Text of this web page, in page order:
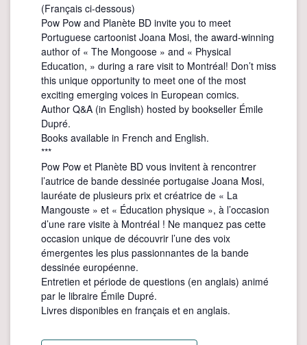
(Français ci-dessous)
Pow Pow and Planète BD invite you to meet
Portuguese cartoonist Joana Mosi, the award-winning
author of « The Mongoose » and « Physical
Education, » during a rare visit to Montréal! Don’t miss
this unique opportunity to meet one of the most
exciting emerging voices in European comics.
Author Q&A (in English) hosted by bookseller Émile
Dupré.
Books available in French and English.
***
Pow Pow et Planète BD vous invitent à rencontrer
l’autrice de bande dessinée portugaise Joana Mosi,
lauréate de plusieurs prix et créatrice de « La
Mangouste » et « Éducation physique », à l’occasion
d’une rare visite à Montréal ! Ne manquez pas cette
occasion unique de découvrir l’une des voix
émergentes les plus passionnantes de la bande
dessinée européenne.
Entretien et période de questions (en anglais) animé
par le libraire Émile Dupré.
Livres disponibles en français et en anglais.